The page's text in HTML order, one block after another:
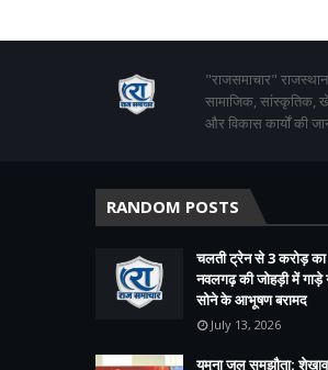
"राजसमाचार"
सामाजिक, सांस्कृतिक,
और विकास कार्यों की
RANDOM POSTS
चलती ट्रेन से 3 करोड़ का
नवलगढ़ की जोहड़ी में
सोने के आभूषण बरामद
July 13, 2026
यमुना जल समझौता: